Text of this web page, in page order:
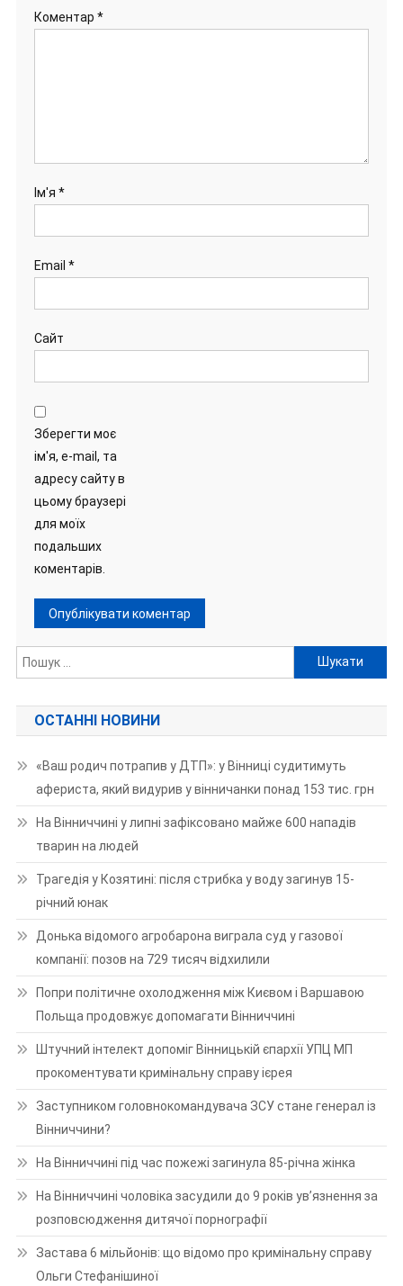
Коментар *
Ім'я *
Email *
Сайт
Зберегти моє
ім'я, e-mail, та
адресу сайту в
цьому браузері
для моїх
подальших
коментарів.
Пошук:
ОСТАННІ НОВИНИ
«Ваш родич потрапив у ДТП»: у Вінниці судитимуть
афериста, який видурив у вінничанки понад 153 тис. грн
На Вінниччині у липні зафіксовано майже 600 нападів
тварин на людей
Трагедія у Козятині: після стрибка у воду загинув 15-
річний юнак
Донька відомого агробарона виграла суд у газової
компанії: позов на 729 тисяч відхилили
Попри політичне охолодження між Києвом і Варшавою
Польща продовжує допомагати Вінниччині
Штучний інтелект допоміг Вінницькій єпархії УПЦ МП
прокоментувати кримінальну справу ієрея
Заступником головнокомандувача ЗСУ стане генерал із
Вінниччини?
На Вінниччині під час пожежі загинула 85-річна жінка
На Вінниччині чоловіка засудили до 9 років ув’язнення за
розповсюдження дитячої порнографії
Застава 6 мільйонів: що відомо про кримінальну справу
Ольги Стефанішиної